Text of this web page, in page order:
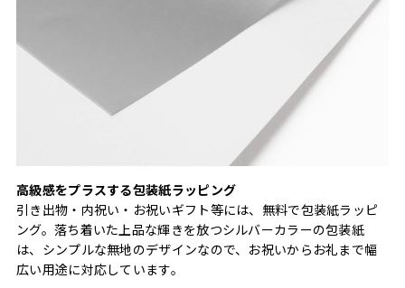
高級感をプラスする包装紙ラッピング
引き出物・内祝い・お祝いギフト等には、無料で包装紙ラッピ
ング。落ち着いた上品な輝きを放つシルバーカラーの包装紙
は、シンプルな無地のデザインなので、お祝いからお礼まで幅
広い用途に対応しています。